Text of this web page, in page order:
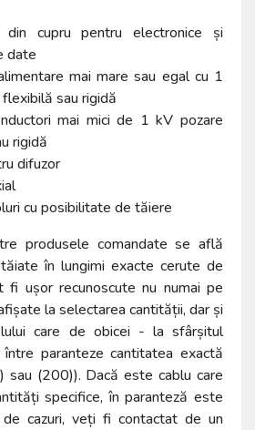
din cupru pentru electronice și
date
mai mare sau egal cu 1
sau rigidă
mai mici de 1 kV pozare
rigidă
difuzor
cu posibilitate de tăiere
produsele comandate se află
în lungimi exacte cerute de
fi ușor recunoscute nu numai pe
la selectarea cantității, dar și
care de obicei - la sfârșitul
paranteze cantitatea exactă
sau (200)). Dacă este cablu care
specifice, în paranteză este
cazuri, veți fi contactat de un